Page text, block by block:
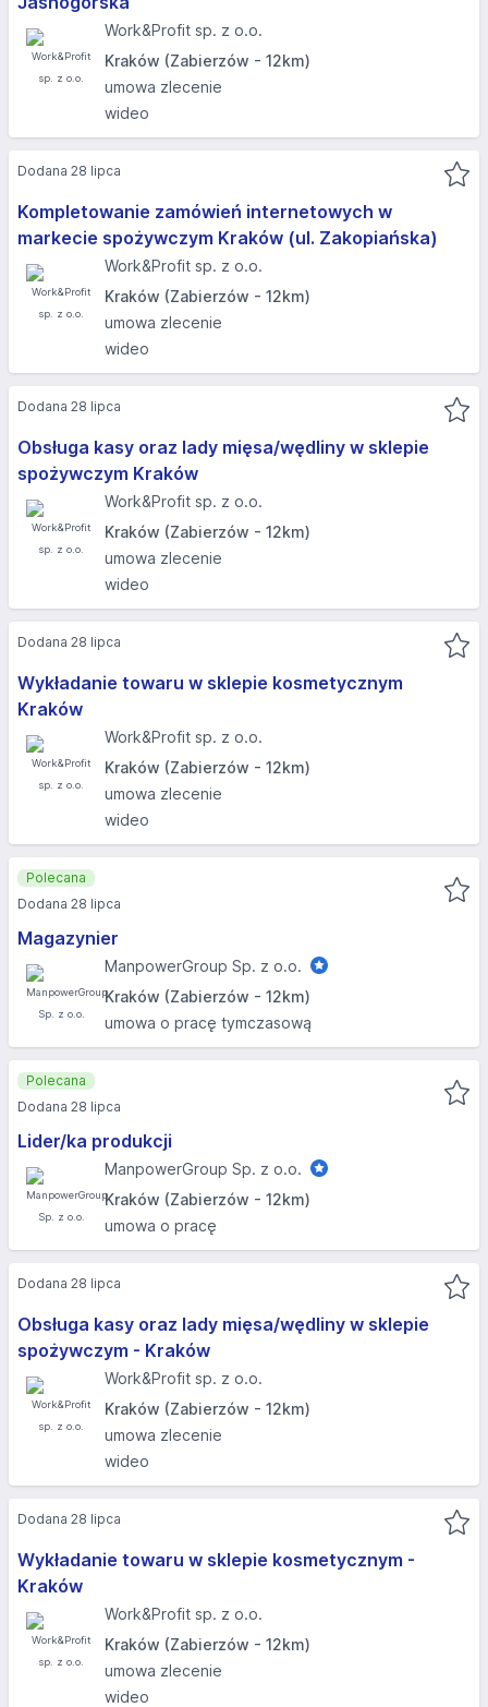
Work&Profit sp. z o.o.
Kraków (Zabierzów - 12km)
umowa zlecenie
wideo
Kompletowanie zamówień internetowych w
markecie spożywczym Kraków (ul. Zakopiańska)
Work&Profit sp. z o.o.
Kraków (Zabierzów - 12km)
umowa zlecenie
wideo
Dodana 28 lipca
Obsługa kasy oraz lady mięsa/wędliny w sklepie
spożywczym Kraków
Work&Profit sp. z o.o.
Kraków (Zabierzów - 12km)
umowa zlecenie
wideo
Dodana 28 lipca
Wykładanie towaru w sklepie kosmetycznym
Kraków
Work&Profit sp. z o.o.
Kraków (Zabierzów - 12km)
umowa zlecenie
wideo
Dodana 28 lipca
Magazynier
ManpowerGroup Sp. z o.o.
Kraków (Zabierzów - 12km)
umowa o pracę tymczasową
Polecana
Dodana 28 lipca
Lider/ka produkcji
ManpowerGroup Sp. z o.o.
Kraków (Zabierzów - 12km)
umowa o pracę
Polecana
Dodana 28 lipca
Obsługa kasy oraz lady mięsa/wędliny w sklepie
spożywczym - Kraków
Work&Profit sp. z o.o.
Kraków (Zabierzów - 12km)
umowa zlecenie
wideo
Dodana 28 lipca
Wykładanie towaru w sklepie kosmetycznym -
Kraków
Work&Profit sp. z o.o.
Kraków (Zabierzów - 12km)
umowa zlecenie
wideo
Dodana 28 lipca